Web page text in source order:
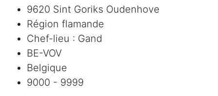
9620 Sint Goriks Oudenhove
Région flamande
Chef-lieu : Gand
BE-VOV
Belgique
9000 - 9999